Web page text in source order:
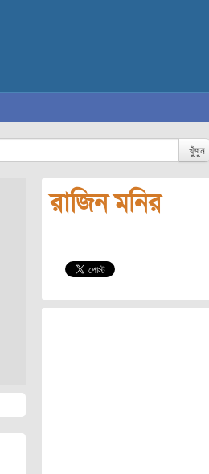
খুঁজুন
রাজিন মনির